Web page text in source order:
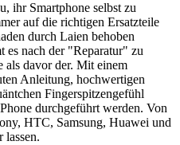
ihr Smartphone selbst zu
auf die richtigen Ersatzteile
durch Laien behoben
es nach der "Reparatur" zu
als davor der. Mit einem
Anleitung, hochwertigen
Fingerspitzengefühl
durchgeführt werden. Von
HTC, Samsung, Huawei und
lassen.